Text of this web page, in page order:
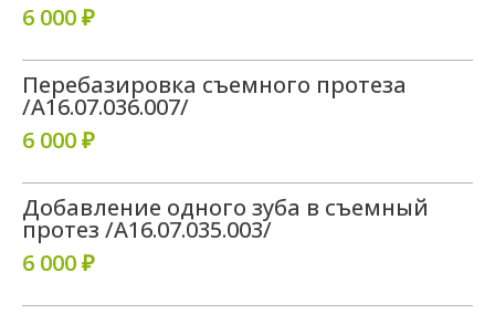
6 000 ₽
Перебазировка съемного протеза
/A16.07.036.007/
6 000 ₽
Добавление одного зуба в съемный
протез /A16.07.035.003/
6 000 ₽